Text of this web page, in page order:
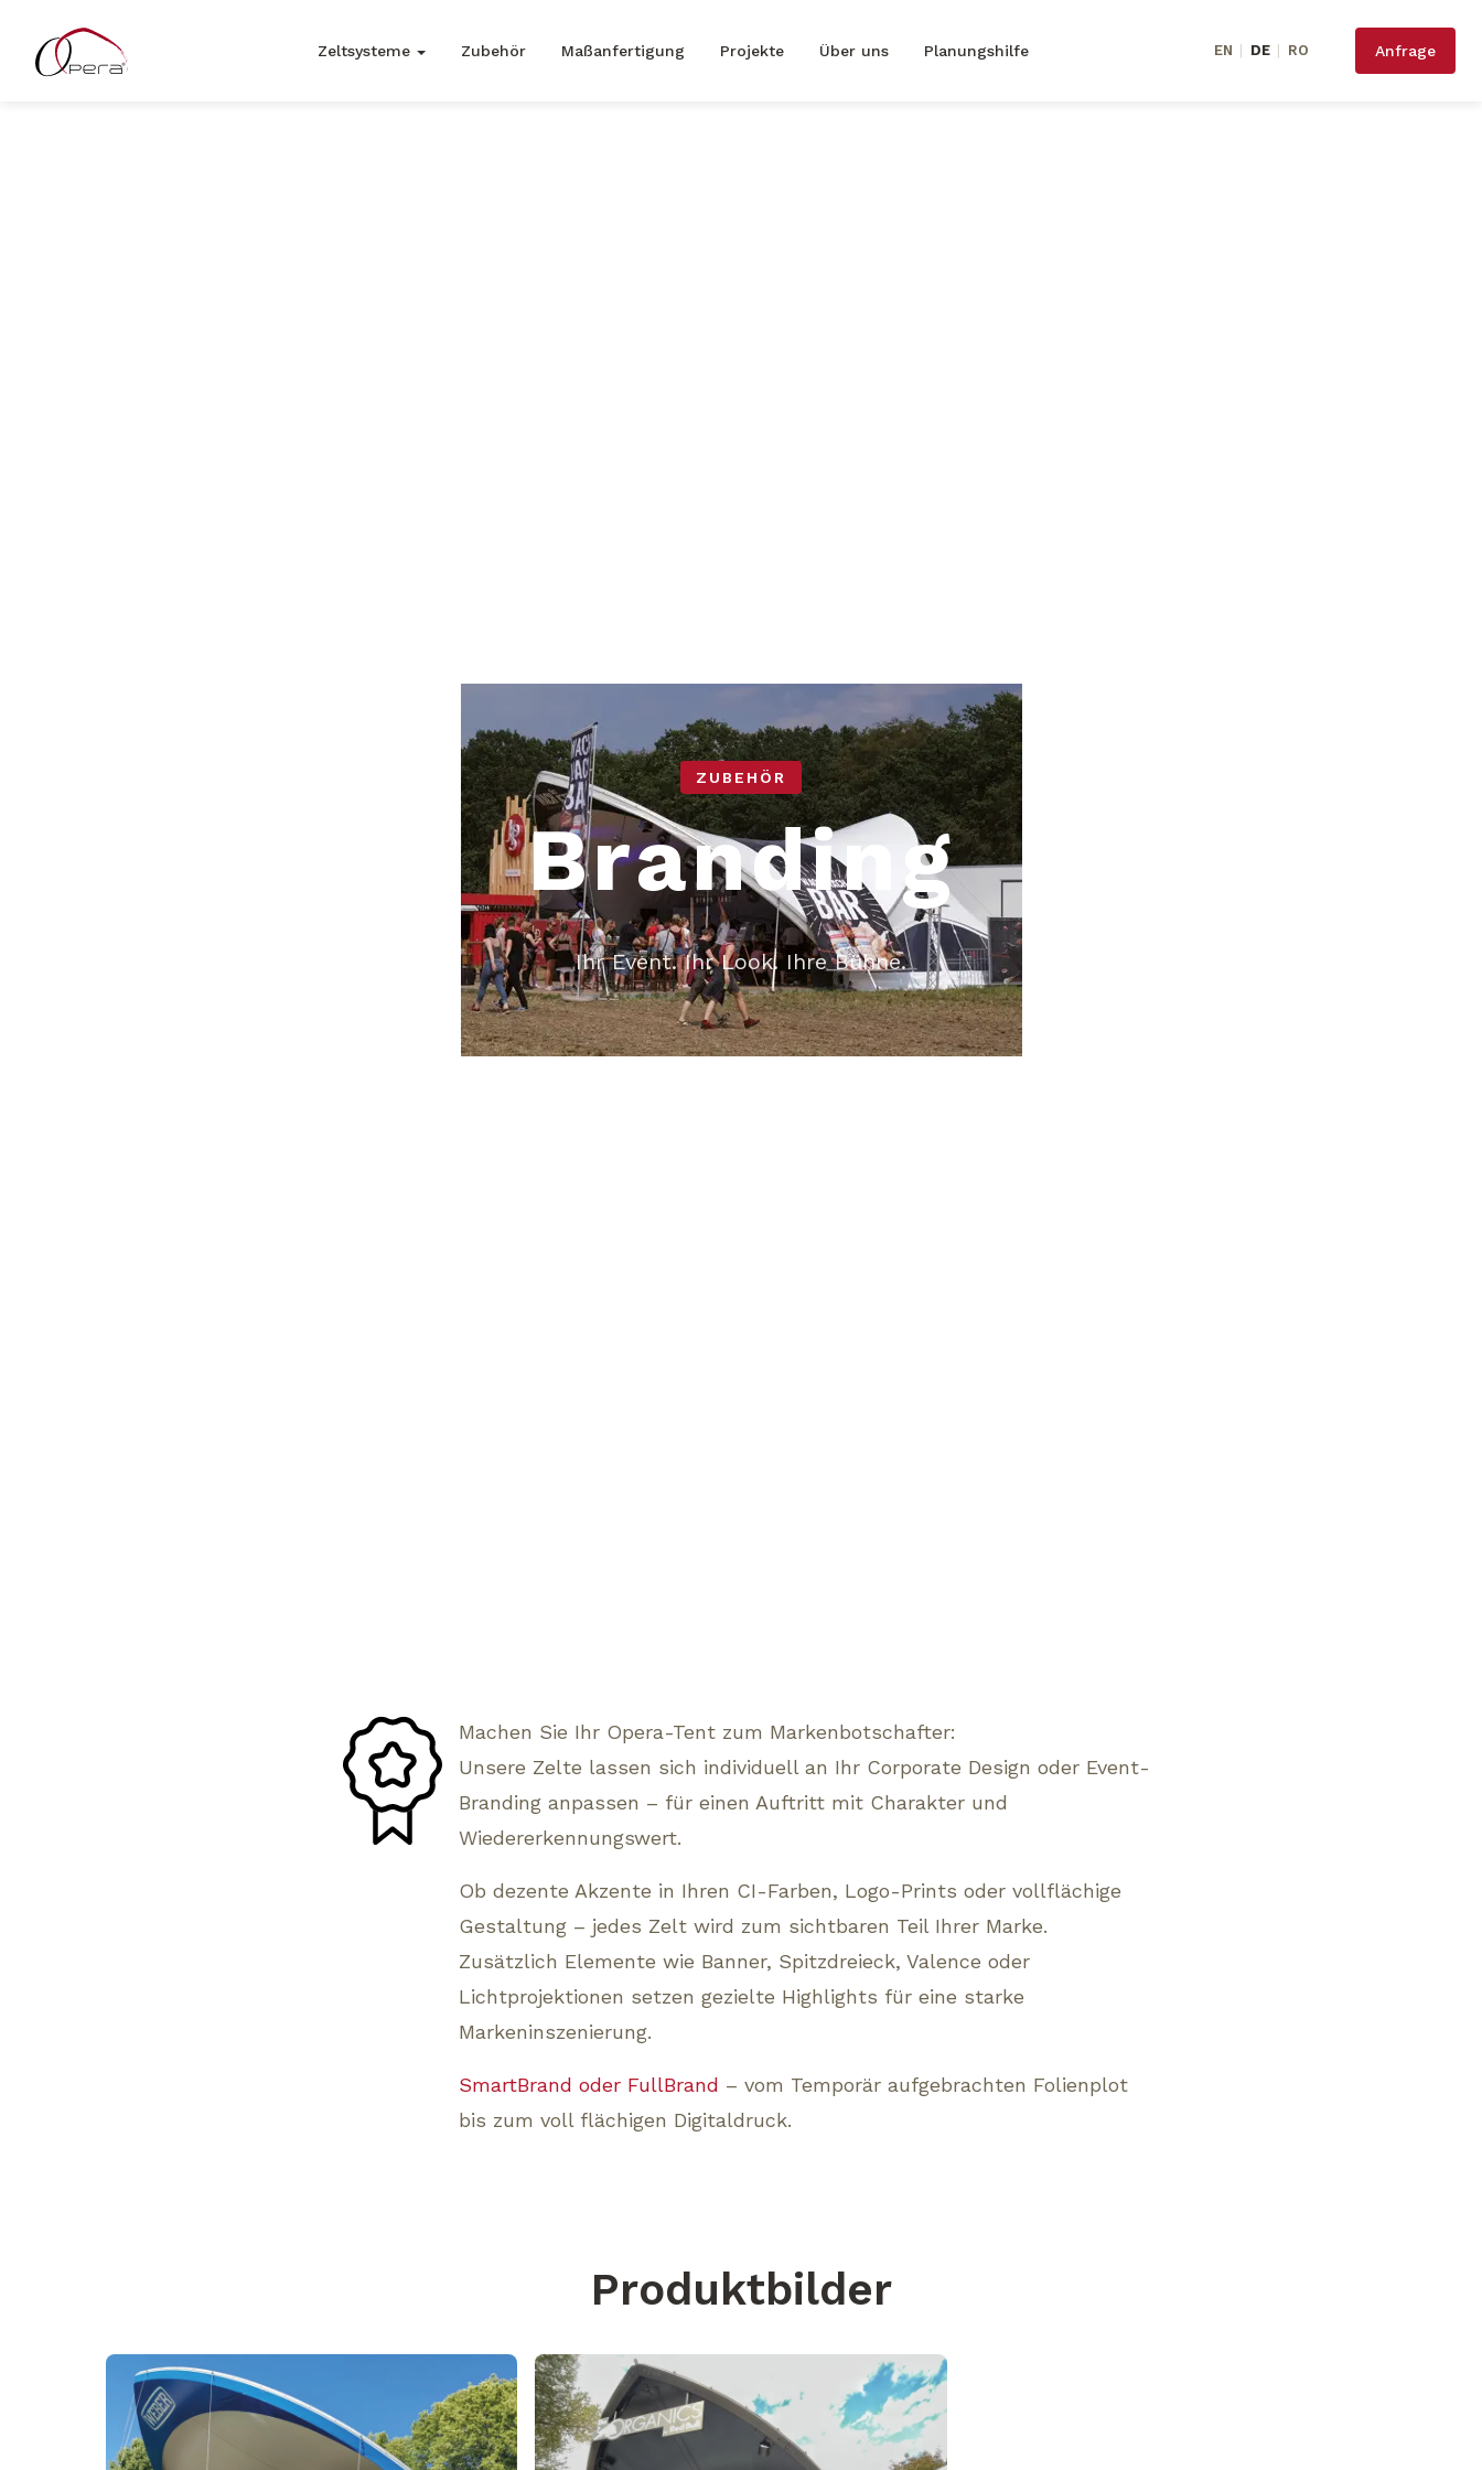
Zeltsysteme Zubehör Maßanfertigung Projekte Über uns Planungshilfe EN DE RO Anfrage
ZUBEHÖR
Branding
Ihr Event. Ihr Look. Ihre Bühne.
Machen Sie Ihr Opera-Tent zum Markenbotschafter:
Unsere Zelte lassen sich individuell an Ihr Corporate Design oder Event-
Branding anpassen – für einen Auftritt mit Charakter und
Wiedererkennungswert.
Ob dezente Akzente in Ihren CI-Farben, Logo-Prints oder vollflächige
Gestaltung – jedes Zelt wird zum sichtbaren Teil Ihrer Marke.
Zusätzlich Elemente wie Banner, Spitzdreieck, Valence oder
Lichtprojektionen setzen gezielte Highlights für eine starke
Markeninszenierung.
SmartBrand oder FullBrand – vom Temporär aufgebrachten Folienplot
bis zum voll flächigen Digitaldruck.
Produktbilder